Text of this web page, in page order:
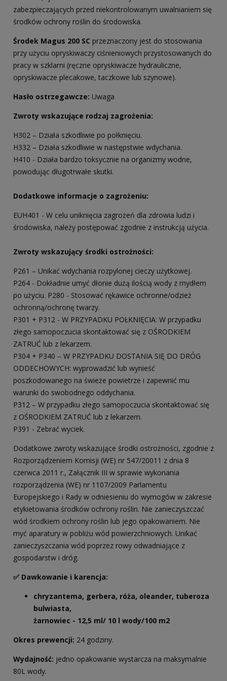
zabezpieczających przed niekontrolowanym uwalnianiem się
środków ochrony roślin do środowiska.
Środek Magus 200 SC przeznaczony jest do stosowania
przy użyciu opryskiwaczy ciśnieniowych przystosowanych do
pracy w szklarni (ręczne opryskiwacze hydrauliczne,
opryskiwacze plecakowe, taczkowe lub szynowe).
Hasło ostrzegawcze: Uwaga
Zwroty wskazujące rodzaj zagrożenia:
H302 – Działa szkodliwie po połknięciu.
H332 – Działa szkodliwie w następstwie wdychania.
H410 - Działa bardzo toksycznie na organizmy wodne,
powodując długotrwałe skutki.
Dodatkowe informacje o zagrożeniu:
EUH401 - W celu uniknięcia zagrożeń dla zdrowia ludzi i
środowiska, należy postępować zgodnie z instrukcją użycia.
Zwroty wskazujący środki ostrożności:
P261 – Unikać wdychania rozpylonej cieczy użytkowej.
P264 - Dokładnie umyć dłonie dużą ilością wody z mydłem
po użyciu. P280 - Stosować rękawice ochronne/odzież
ochronną/ochronę twarzy.
P301 + P312 - W PRZYPADKU POŁKNIĘCIA: W przypadku
złego samopoczucia skontaktować się z OŚRODKIEM
ZATRUĆ lub z lekarzem.
P304 + P340 – W PRZYPADKU DOSTANIA SIĘ DO DRÓG
ODDECHOWYCH: wyprowadzić lub wynieść
poszkodowanego na świeże powietrze i zapewnić mu
warunki do swobodnego oddychania.
P312 – W przypadku złego samopoczucia skontaktować się
z OŚRODKIEM ZATRUĆ lub z lekarzem.
P391 - Zebrać wyciek.
Dodatkowe zwroty wskazujące środki ostrożności, zgodnie z
Rozporządzeniem Komisji (WE) nr 547/20011 z dnia 8
czerwca 2011 r., Załącznik III w sprawie wykonania
rozporządzenia (WE) nr 1107/2009 Parlamentu
Europejskiego i Rady w odniesieniu do wymogów w zakresie
etykietowania środków ochrony roślin. Nie zanieczyszczać
wód środkiem ochrony roślin lub jego opakowaniem. Nie
myć aparatury w pobliżu wód powierzchniowych. Unikać
zanieczyszczania wód poprzez rowy odwadniające z
gospodarstw i dróg.
✅ Dawkowanie i karencja:
chryzantema, gerbera, róża, oleander, tuberoza
bulwiasta,
żarnowiec - 12,5 ml/ 10 l wody/100 m2
Okres prewencji: 24 godziny.
Wydajność: jedno opakowanie wystarcza na maksymalnie
80L wody.